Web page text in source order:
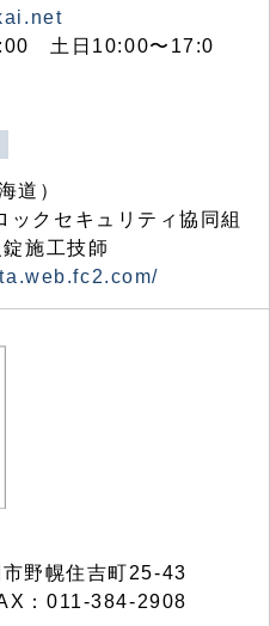
土日10:00〜17:0
道）
ックセキュリティ協同組
施工技師
野幌住吉町25-43
：011-384-2908